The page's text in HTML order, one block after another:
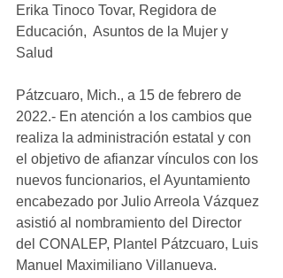
Erika Tinoco Tovar, Regidora de
Educación,  Asuntos de la Mujer y
Salud
Pátzcuaro, Mich., a 15 de febrero de
2022.- En atención a los cambios que
realiza la administración estatal y con
el objetivo de afianzar vínculos con los
nuevos funcionarios, el Ayuntamiento
encabezado por Julio Arreola Vázquez
asistió al nombramiento del Director
del CONALEP, Plantel Pátzcuaro, Luis
Manuel Maximiliano Villanueva.